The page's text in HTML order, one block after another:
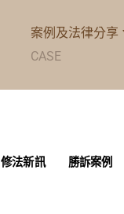
案例及法律分享
CASE
修法新訊 勝訴案例